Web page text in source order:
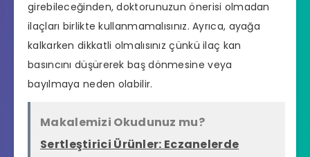
girebileceğinden, doktorunuzun önerisi olmadan
ilaçları birlikte kullanmamalısınız. Ayrıca, ayağa
kalkarken dikkatli olmalısınız çünkü ilaç kan
basıncını düşürerek baş dönmesine veya
bayılmaya neden olabilir.
Makalemizi Okudunuz mu?
Sertleştirici Ürünler: Eczanelerde